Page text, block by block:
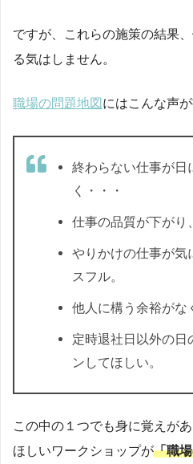
ですが、これらの施策の結果
る気はしません。
職場の問題地図 にはこんな声
終わらない仕事が日
く・・・
仕事の品質が下がり
やりかけの仕事が気
スフル。
他人に構う余裕がな
定時退社日以外の日
ンしてほしい。
この中の１つでも身に覚えが
ほしいワークショップが「職